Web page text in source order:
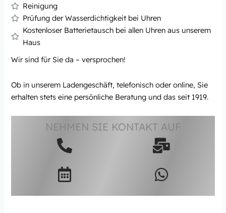
Reinigung
Prüfung der Wasserdichtigkeit bei Uhren
Kostenloser Batterietausch bei allen Uhren aus unserem
Haus
Wir sind für Sie da – versprochen!
Ob in unserem Ladengeschäft, telefonisch oder online, Sie
erhalten stets eine persönliche Beratung und das seit 1919.
NEHMEN SIE KONTAKT AUF